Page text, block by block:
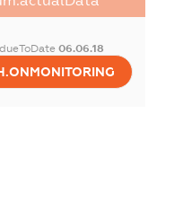
06.06.18